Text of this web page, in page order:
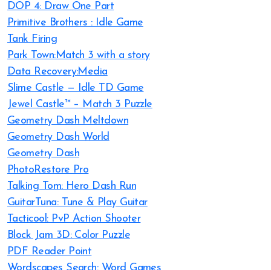
DOP 4: Draw One Part
Primitive Brothers : Idle Game
Tank Firing
Park Town:Match 3 with a story
Data Recovery:Media
Slime Castle — Idle TD Game
Jewel Castle™ – Match 3 Puzzle
Geometry Dash Meltdown
Geometry Dash World
Geometry Dash
PhotoRestore Pro
Talking Tom: Hero Dash Run
GuitarTuna: Tune & Play Guitar
Tacticool: PvP Action Shooter
Block Jam 3D: Color Puzzle
PDF Reader Point